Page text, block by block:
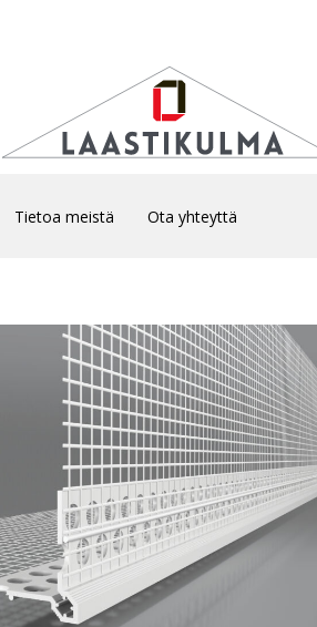
Tietoa meistä Ota yhteyttä